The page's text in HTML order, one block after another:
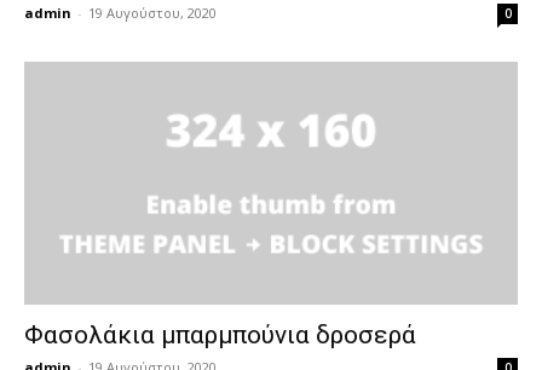
admin - 19 Αυγούστου, 2020 0
Φασολάκια μπαρμπούνια δροσερά